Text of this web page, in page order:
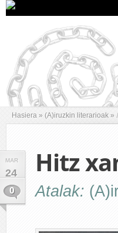
Hasiera » (A)iruzkin literarioak »
MAR
24
0
Hitz
Atalak: